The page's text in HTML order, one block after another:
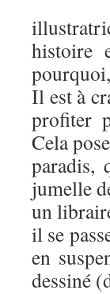
histoire
Il est à
profiter
Cela
paradis,
jumelle
un
il se
en
dessiné